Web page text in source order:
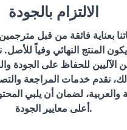
الالتزام بالجودة
بعناية فائقة من قبل
المنتج النهائي وفياً
الآليين للحفاظ على الجودة
نقدم خدمات المراجعة
والعربية، لضمان أن يلبي
أعلى معايير الجودة.